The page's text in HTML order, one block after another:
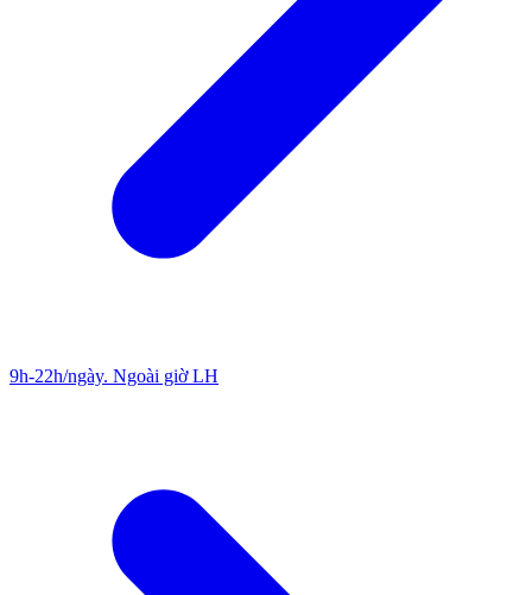
9h-22h/ngày. Ngoài giờ LH